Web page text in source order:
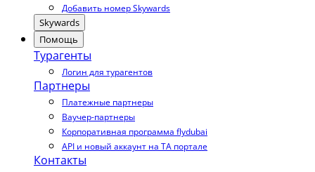
Добавить номер Skywards
Skywards
Помощь
Турагенты
Логин для турагентов
Партнеры
Платежные партнеры
Ваучер-партнеры
Корпоративная программа flydubai
API и новый аккаунт на TA портале
Контакты